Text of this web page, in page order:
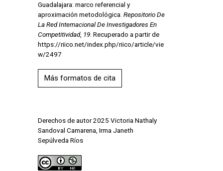
Guadalajara: marco referencial y
aproximación metodológica. Repositorio De
La Red Internacional De Investigadores En
Competitividad, 19. Recuperado a partir de
https://riico.net/index.php/riico/article/vie
w/2497
Más formatos de cita
Derechos de autor 2025 Victoria Nathaly
Sandoval Camarena, Irma Janeth
Sepúlveda Ríos